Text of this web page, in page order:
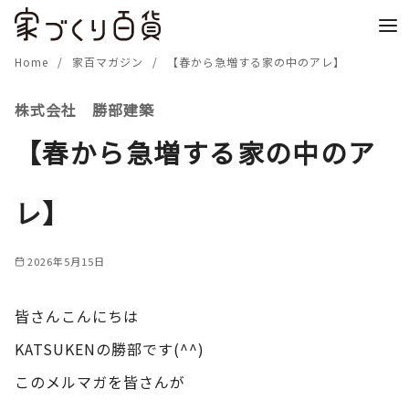
Home 家百マガジン 【春から急増する家の中のアレ】
株式会社 勝部建築
【春から急増する家の中のア
レ】
2026年5月15日
皆さんこんにちは
KATSUKENの勝部です(^^)
このメルマガを皆さんが